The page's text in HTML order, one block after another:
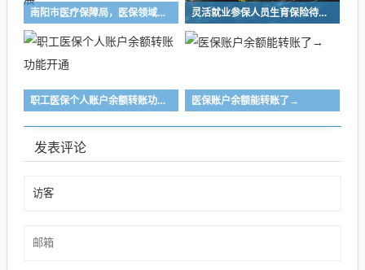
南阳市医疗保障局，医保领域高效办成一件事行动扎实开展 灵活就业参保人员生育保险待遇申领指南
职工医保个人账户余额转账功能开通 医保账户余额能转账了→
发表评论